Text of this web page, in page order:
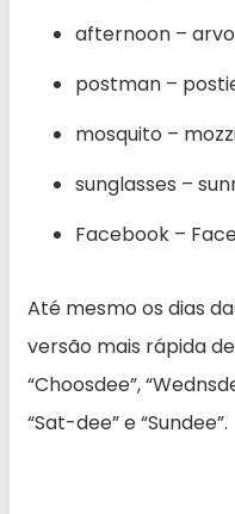
afternoon – arvo
postman –
mosquito –
sunglasses –
Facebook –
Até mesmo os dias
versão mais rápida
“Choosdee”,
“Sat-dee” e “Sundee”.